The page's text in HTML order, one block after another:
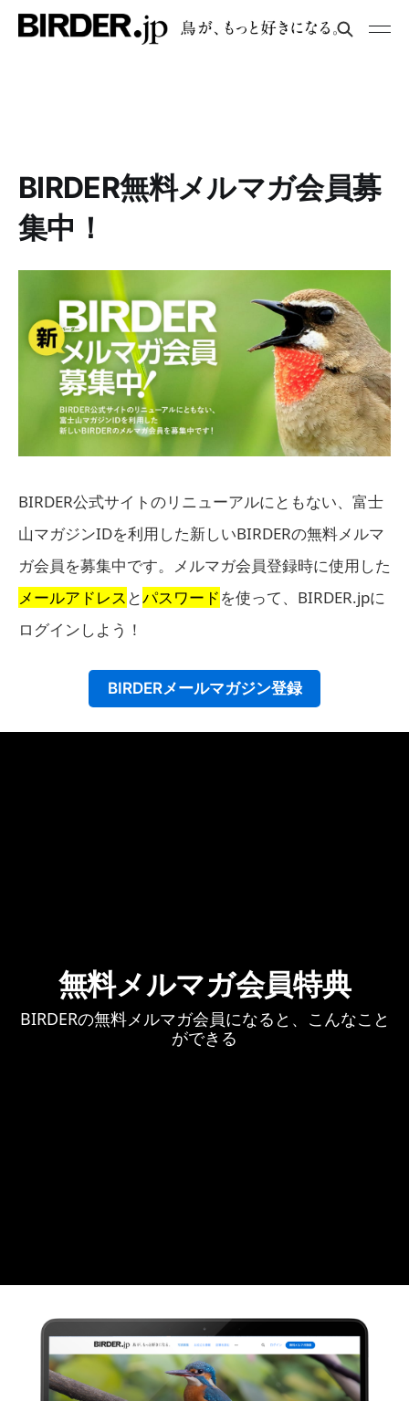
BIRDER無料メルマガ会員募
集中！
BIRDER公式サイトのリニューアルにともない、富士
山マガジンIDを利用した新しいBIRDERの無料メルマ
ガ会員を募集中です。メルマガ会員登録時に使用した
メールアドレス とパスワードを使って、BIRDER.jpに
ログインしよう！
BIRDERメールマガジン登録
無料メルマガ会員特典
BIRDERの無料メルマガ会員になると、こんなこと
ができる